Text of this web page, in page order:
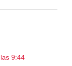
9:44